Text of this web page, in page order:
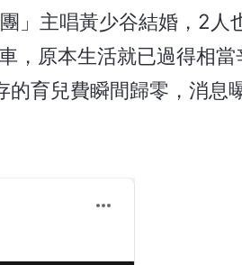
」主唱黃少谷結婚，2人
，原本生活就已過得相
育兒費瞬間歸零，消息